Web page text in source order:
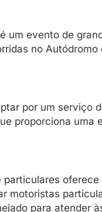
um evento de
no Autódromo
por um serviço
proporciona uma
particulares
motoristas
para atender